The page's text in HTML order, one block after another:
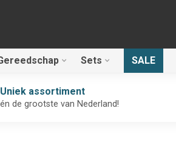
Sets SALE
Uniek assortiment
én de grootste van Nederland!